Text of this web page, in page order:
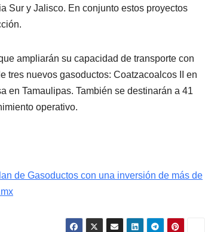
Sur y Jalisco. En conjunto estos proyectos
ampliarán su capacidad de transporte con
tres nuevos gasoductos: Coatzacoalcos II en
en Tamaulipas. También se destinarán a 41
operativo.
de Gasoductos con una inversión de más de